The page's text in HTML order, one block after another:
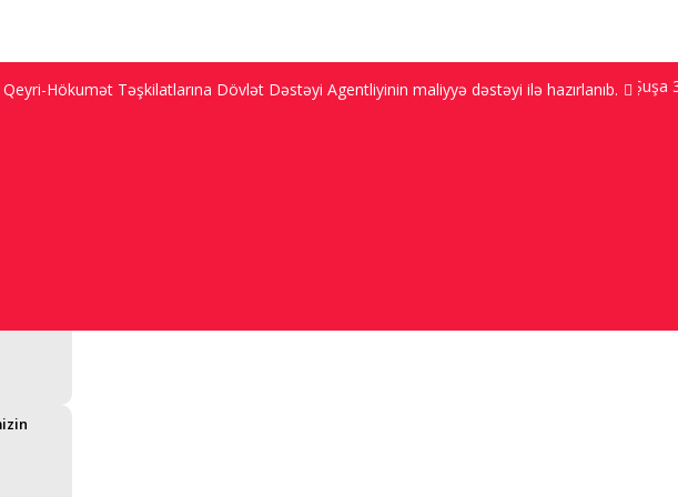
Hökumət Təşkilatlarına Dövlət Dəstəyi Agentliyinin maliyyə dəstəyi ilə hazırlanıb.
Bakı 9.2 ℃; Şuşa